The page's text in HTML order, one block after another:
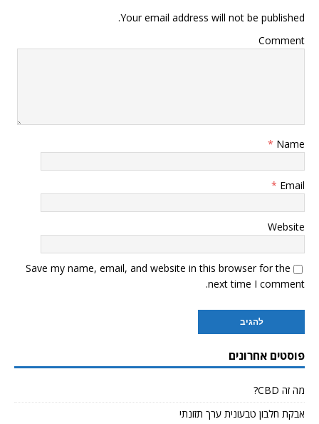
Your email address will not be published.
Comment
Name
*
Email
*
Website
Save my name, email, and website in this browser for the
next time I comment.
פוסטים אחרונים
מה זה CBD?
אבקת חלבון טבעונית ערך תזונתי